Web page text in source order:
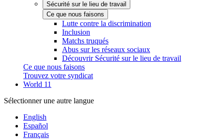
Sécurité sur le lieu de travail
Ce que nous faisons
Lutte contre la discrimination
Inclusion
Matchs truqués
Abus sur les réseaux sociaux
Découvrir Sécurité sur le lieu de travail
Ce que nous faisons
Trouvez votre syndicat
World 11
Sélectionner une autre langue
English
Español
Français